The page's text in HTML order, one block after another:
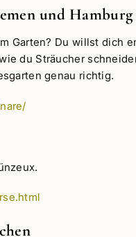
und
Garten? Du willst dich
du Sträucher
genau richtig.